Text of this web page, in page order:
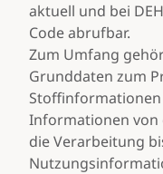
aktuell und bei
Code abrufbar.
Zum Umfang
Grunddaten zum
Stoffinformationen
Informationen
die Verarbeitung